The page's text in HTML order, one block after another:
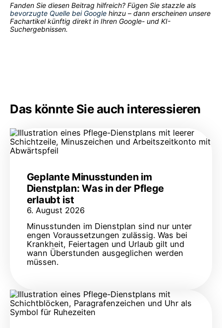
Fanden Sie diesen Beitrag hilfreich? Fügen Sie stazzle als
bevorzugte Quelle bei Google hinzu – dann erscheinen unsere
Fachartikel künftig direkt in Ihren Google- und KI-
Suchergebnissen.
Das könnte Sie auch interessieren
Geplante Minusstunden im
Dienstplan: Was in der Pflege
erlaubt ist
6. August 2026
Minusstunden im Dienstplan sind nur unter
engen Voraussetzungen zulässig. Was bei
Krankheit, Feiertagen und Urlaub gilt und
wann Überstunden ausgeglichen werden
müssen.